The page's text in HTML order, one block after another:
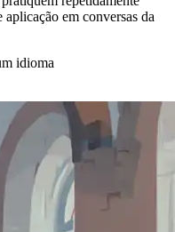
aplicação em conversas da
idioma